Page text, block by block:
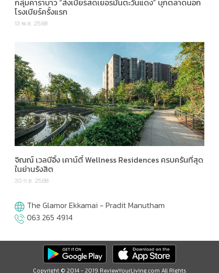
13 พ.ย. 2568
จิณณ์ เวลบีอิ้ง เคาน์ตี้ Wellness Residences ครบครันที่สุด
ในย่านรังสิต
30 ก.ย. 2568
The Glamor Ekkamai - Pradit Manutham
Copyright © 2014 - 2019 ReviewYourLiving.com All Rights
Reserved.
Powered by AddTechHub